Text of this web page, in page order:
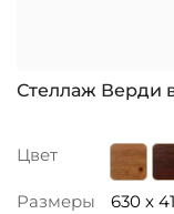
Стеллаж Верди
Цвет
Размеры 630 x